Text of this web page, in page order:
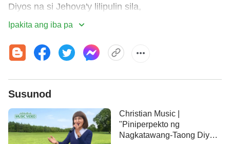
Diyos na si Jehova'y lilipulin sila,
siya'y tumayo mula sa trono, hinubad kanyang
balabal,
sinabi niyang tao't hayop ay magsuot din,
walang dapat tumikim ng anuman,
sa halip ang lahat ay magmakaawa sa Diyos.
Ipakita ang iba pa
Susunod
Christian Music |
"Piniperpekto ng
Nagkatawang-Taong Diyos